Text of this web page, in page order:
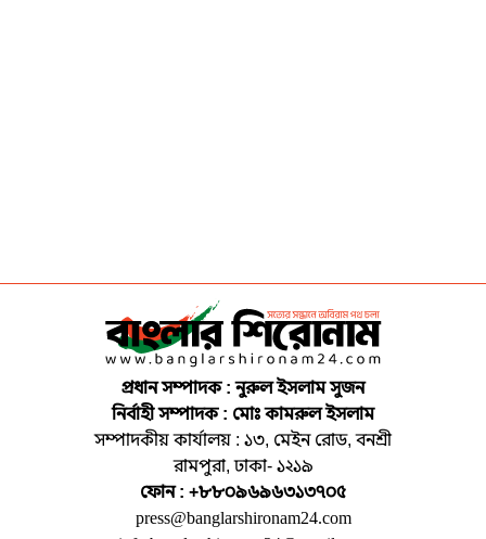
প্রধান সম্পাদক : নুরুল ইসলাম সুজন
নির্বাহী সম্পাদক : মোঃ কামরুল ইসলাম
সম্পাদকীয় কার্যালয় : ১৩, মেইন রোড, বনশ্রী
রামপুরা, ঢাকা- ১২১৯
ফোন : +৮৮০৯৬৯৬৩১৩৭০৫
press@banglarshironam24.com